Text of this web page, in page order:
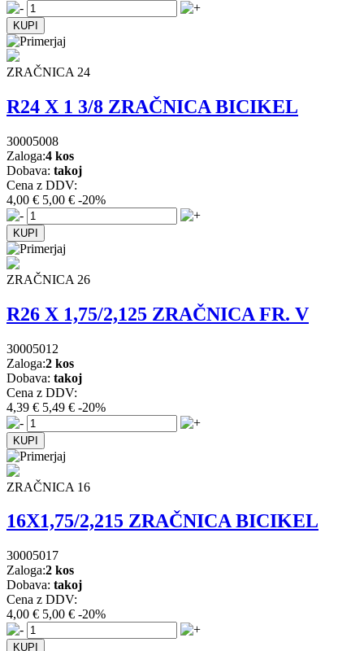
ZRAČNICA 24
R24 X 1 3/8 ZRAČNICA BICIKEL
30005008
Zaloga:4 kos
Dobava: takoj
Cena z DDV:
4,00 € 5,00 € -20%
ZRAČNICA 26
R26 X 1,75/2,125 ZRAČNICA FR. V
30005012
Zaloga:2 kos
Dobava: takoj
Cena z DDV:
4,39 € 5,49 € -20%
ZRAČNICA 16
16X1,75/2,215 ZRAČNICA BICIKEL
30005017
Zaloga:2 kos
Dobava: takoj
Cena z DDV:
4,00 € 5,00 € -20%